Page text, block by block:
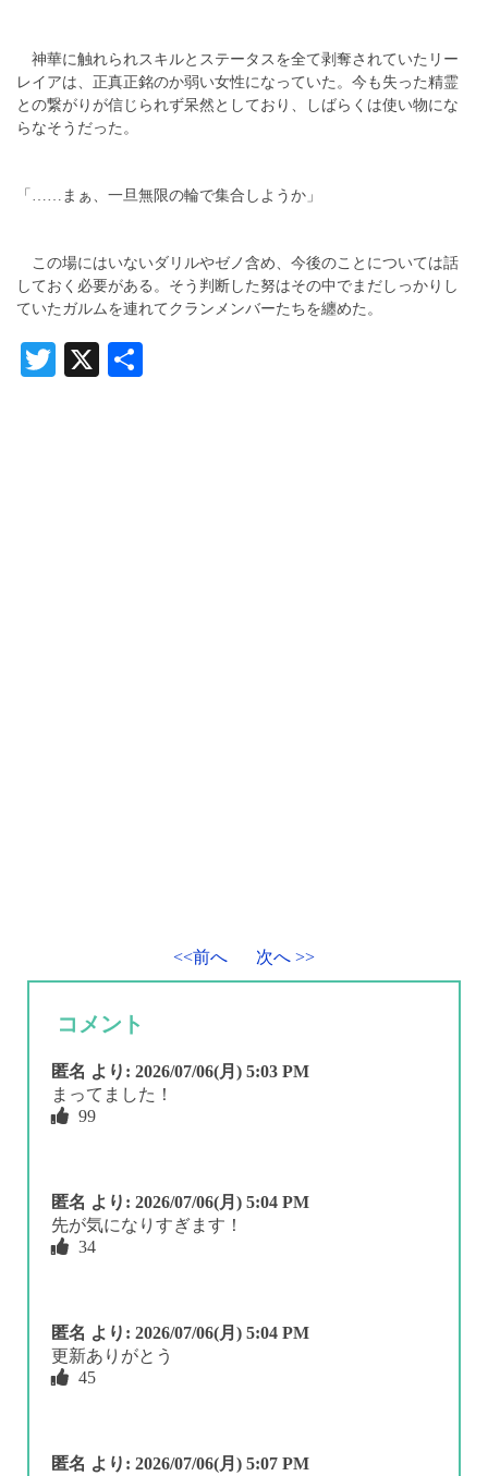
神華に触れられスキルとステータスを全て剥奪されていたリー
レイアは、正真正銘のか弱い女性になっていた。今も失った精霊
との繋がりが信じられず呆然としており、しばらくは使い物にな
らなそうだった。
「……まぁ、一旦無限の輪で集合しようか」
この場にはいないダリルやゼノ含め、今後のことについては話
しておく必要がある。そう判断した努はその中でまだしっかりし
ていたガルムを連れてクランメンバーたちを纏めた。
Twitter
X
<<前へ 次へ >>
コメント
匿名 より: 2026/07/06(月) 5:03 PM
まってました！
99
匿名 より: 2026/07/06(月) 5:04 PM
先が気になりすぎます！
34
匿名 より: 2026/07/06(月) 5:04 PM
更新ありがとう
45
匿名 より: 2026/07/06(月) 5:07 PM